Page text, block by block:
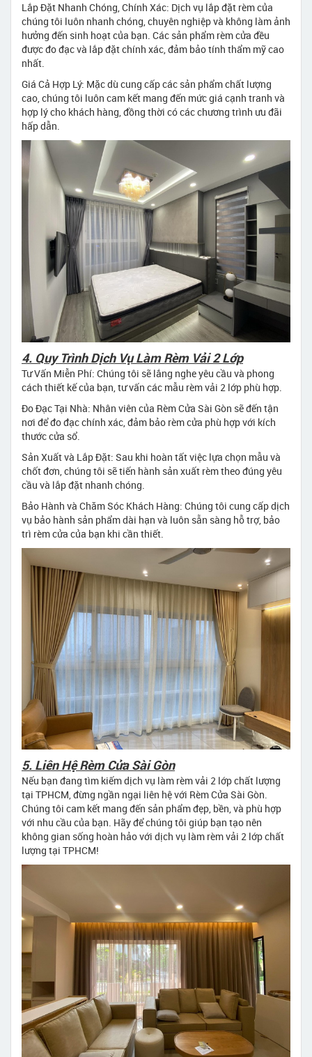
Lắp Đặt Nhanh Chóng, Chính Xác: Dịch vụ lắp đặt rèm của
chúng tôi luôn nhanh chóng, chuyên nghiệp và không làm ảnh
hưởng đến sinh hoạt của bạn. Các sản phẩm rèm cửa đều
được đo đạc và lắp đặt chính xác, đảm bảo tính thẩm mỹ cao
nhất.
Giá Cả Hợp Lý: Mặc dù cung cấp các sản phẩm chất lượng
cao, chúng tôi luôn cam kết mang đến mức giá cạnh tranh và
hợp lý cho khách hàng, đồng thời có các chương trình ưu đãi
hấp dẫn.
4. Quy Trình Dịch Vụ Làm Rèm Vải 2 Lớp
Tư Vấn Miễn Phí: Chúng tôi sẽ lắng nghe yêu cầu và phong
cách thiết kế của bạn, tư vấn các mẫu rèm vải 2 lớp phù hợp.
Đo Đạc Tại Nhà: Nhân viên của Rèm Cửa Sài Gòn sẽ đến tận
nơi để đo đạc chính xác, đảm bảo rèm cửa phù hợp với kích
thước cửa sổ.
Sản Xuất và Lắp Đặt: Sau khi hoàn tất việc lựa chọn mẫu và
chốt đơn, chúng tôi sẽ tiến hành sản xuất rèm theo đúng yêu
cầu và lắp đặt nhanh chóng.
Bảo Hành và Chăm Sóc Khách Hàng: Chúng tôi cung cấp dịch
vụ bảo hành sản phẩm dài hạn và luôn sẵn sàng hỗ trợ, bảo
trì rèm cửa của bạn khi cần thiết.
5. Liên Hệ Rèm Cửa Sài Gòn
Nếu bạn đang tìm kiếm dịch vụ làm rèm vải 2 lớp chất lượng
tại TPHCM, đừng ngần ngại liên hệ với Rèm Cửa Sài Gòn.
Chúng tôi cam kết mang đến sản phẩm đẹp, bền, và phù hợp
với nhu cầu của bạn. Hãy để chúng tôi giúp bạn tạo nên
không gian sống hoàn hảo với dịch vụ làm rèm vải 2 lớp chất
lượng tại TPHCM!